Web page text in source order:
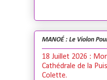
MANOÉ : Le Violon
18 Juillet 2026 :
Cathédrale de la
Colette.